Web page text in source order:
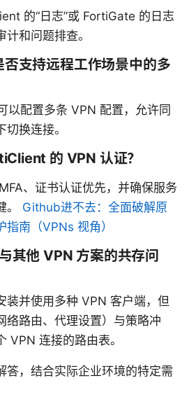
的“日志”或 FortiGate 的日志
和问题排查。
支持远程工作场景中的多
以配置多条 VPN 配置，允许同
换连接。
的 VPN 认证？
、证书认证优先，并确保服务
。 Github进不去：全面破解原
指南（VPNs 视角）
其他 VPN 方案的共存问
装并使用多种 VPN 客户端，但
络路由、代理设置）与策略冲
VPN 连接的路由表。
答，结合实际企业环境的特定需